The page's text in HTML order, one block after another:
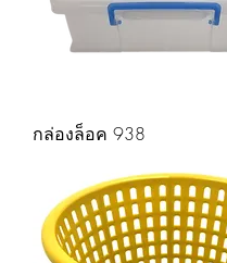
กล่องล็อค 938